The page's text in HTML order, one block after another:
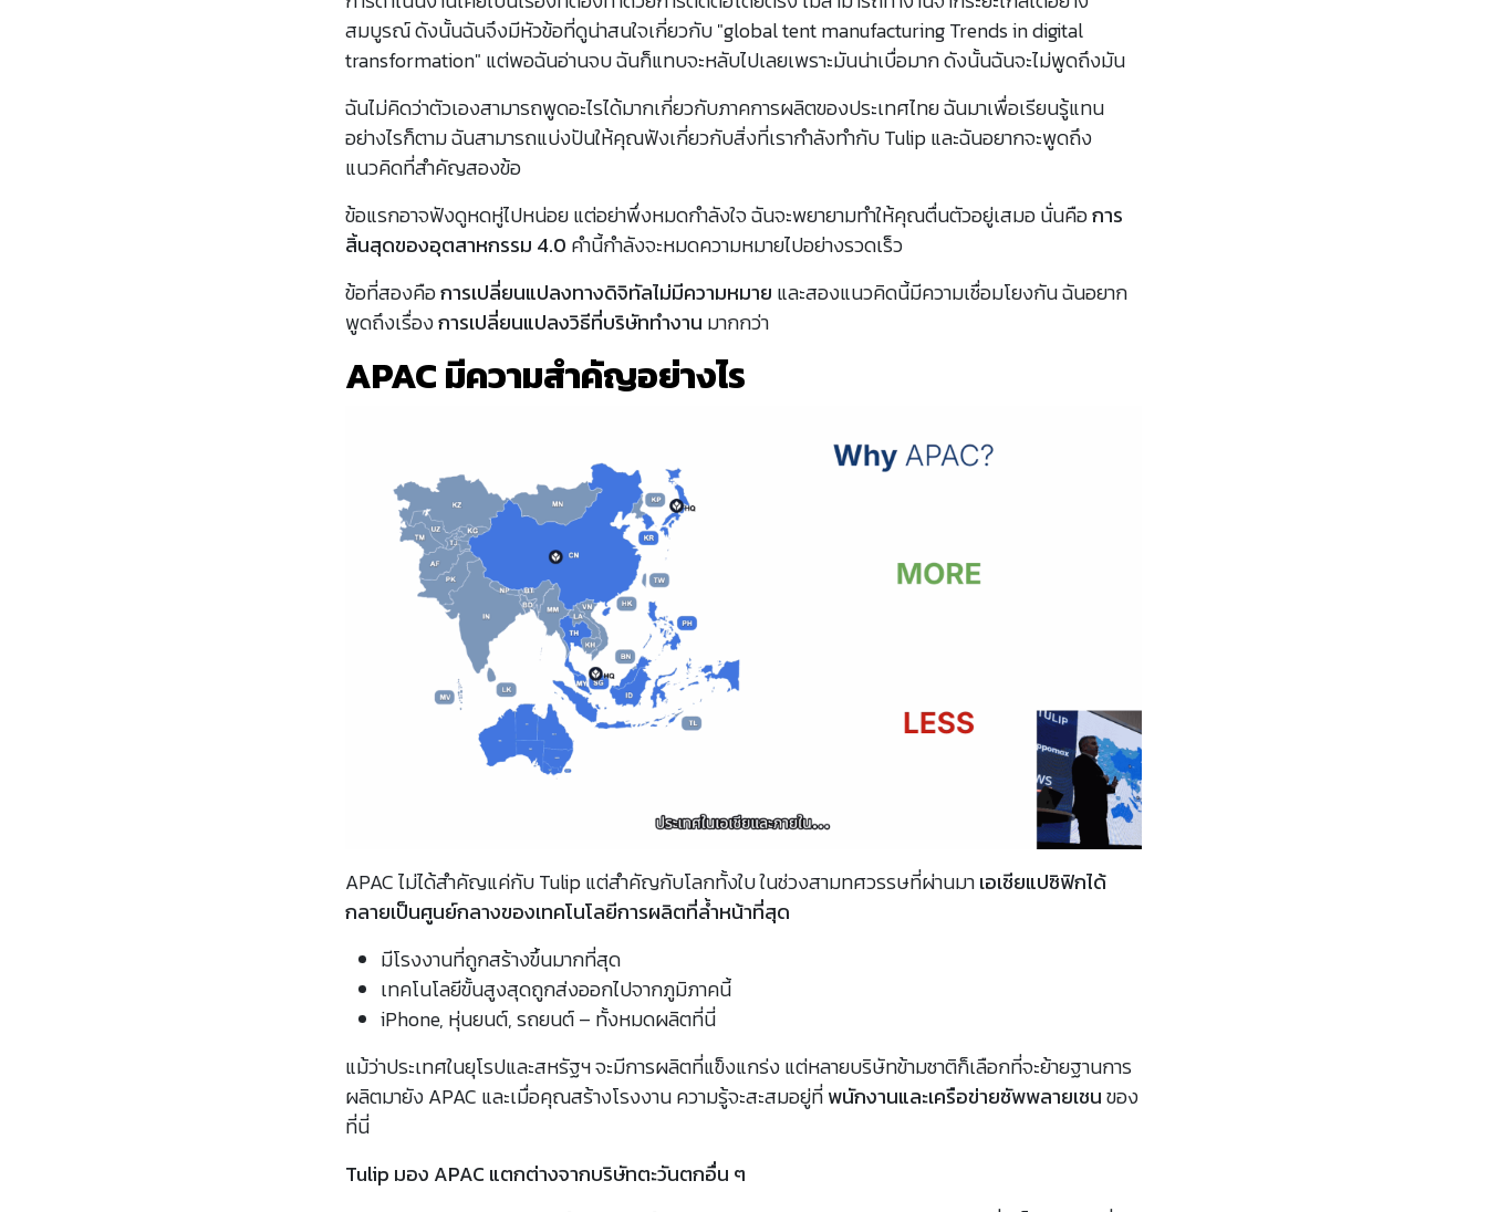
สมบูรณ์ ดังนั้นฉันจึงมีหัวข้อที่ดูน่าสนใจเกี่ยวกับ "global tent manufacturing Trends in digital
transformation" แต่พอฉันอ่านจบ ฉันก็แทบจะหลับไปเลยเพราะมันน่าเบื่อมาก ดังนั้นฉันจะไม่พูดถึงมัน
ฉันไม่คิดว่าตัวเองสามารถพูดอะไรได้มากเกี่ยวกับภาคการผลิตของประเทศไทย ฉันมาเพื่อเรียนรู้แทน
อย่างไรก็ตาม ฉันสามารถแบ่งปันให้คุณฟังเกี่ยวกับสิ่งที่เรากำลังทำกับ Tulip และฉันอยากจะพูดถึง
แนวคิดที่สำคัญสองข้อ
ข้อแรกอาจฟังดูหดหู่ไปหน่อย แต่อย่าพึ่งหมดกำลังใจ ฉันจะพยายามทำให้คุณตื่นตัวอยู่เสมอ นั่นคือการ
สิ้นสุดของอุตสาหกรรม 4.0 คำนี้กำลังจะหมดความหมายไปอย่างรวดเร็ว
ข้อที่สองคือการเปลี่ยนแปลงทางดิจิทัลไม่มีความหมาย และสองแนวคิดนี้มีความเชื่อมโยงกัน ฉันอยาก
พูดถึงเรื่องการเปลี่ยนแปลงวิธีที่บริษัททำงาน มากกว่า
APAC มีความสำคัญอย่างไร
APAC ไม่ได้สำคัญแค่กับ Tulip แต่สำคัญกับโลกทั้งใบ ในช่วงสามทศวรรษที่ผ่านมาเอเชียแปซิฟิกได้
กลายเป็นศูนย์กลางของเทคโนโลยีการผลิตที่ล้ำหน้าที่สุด
มีโรงงานที่ถูกสร้างขึ้นมากที่สุด
เทคโนโลยีขั้นสูงสุดถูกส่งออกไปจากภูมิภาคนี้
iPhone, หุ่นยนต์, รถยนต์ – ทั้งหมดผลิตที่นี่
แม้ว่าประเทศในยุโรปและสหรัฐฯ จะมีการผลิตที่แข็งแกร่ง แต่หลายบริษัทข้ามชาติก็เลือกที่จะย้ายฐานการ
ผลิตมายัง APAC และเมื่อคุณสร้างโรงงาน ความรู้จะสะสมอยู่ที่พนักงานและเครือข่ายซัพพลายเชนของ
ที่นี่
Tulip มอง APAC แตกต่างจากบริษัทตะวันตกอื่น ๆ